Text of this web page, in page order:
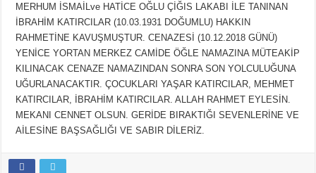
MERHUM İSMAİLve HATİCE OĞLU ÇİĞIS LAKABI İLE TANINAN
İBRAHİM KATIRCILAR (10.03.1931 DOĞUMLU) HAKKIN
RAHMETİNE KAVUŞMUŞTUR. CENAZESİ (10.12.2018 GÜNÜ)
YENİCE YORTAN MERKEZ CAMİDE ÖĞLE NAMAZINA MÜTEAKİP
KILINACAK CENAZE NAMAZINDAN SONRA SON YOLCULUĞUNA
UĞURLANACAKTIR. ÇOCUKLARI YAŞAR KATIRCILAR, MEHMET
KATIRCILAR, İBRAHİM KATIRCILAR. ALLAH RAHMET EYLESİN.
MEKANI CENNET OLSUN. GERİDE BIRAKTIĞI SEVENLERİNE VE
AİLESİNE BAŞSAĞLIĞI VE SABIR DİLERİZ.